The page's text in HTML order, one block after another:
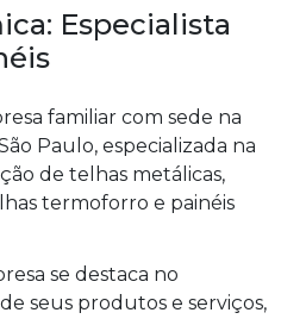
Especialista
familiar com sede na
Paulo, especializada na
de telhas metálicas,
termoforro e painéis
se destaca no
seus produtos e serviços,